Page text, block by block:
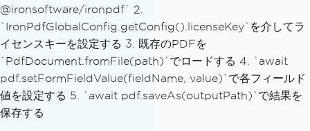
@ironsoftware/ironpdf` 2.
`IronPdfGlobalConfig.getConfig().licenseKey`を介してラ
イセンスキーを設定する 3. 既存のPDFを
`PdfDocument.fromFile(path)`でロードする 4. `await
pdf.setFormFieldValue(fieldName, value)`で各フィールド
値を設定する 5. `await pdf.saveAs(outputPath)`で結果を
保存する